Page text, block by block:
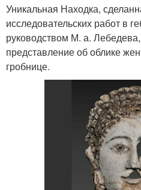
Уникальная Находка,
исследовательских работ в
руководством М. а.
представление об облике
гробнице.